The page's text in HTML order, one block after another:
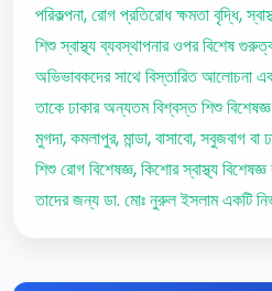
পরিকল্পনা, রোগ প্রতিরোধ ক্ষমতা বৃদ্ধি,
শিশু স্বাস্থ্য ব্যবস্থাপনার ওপর বিশেষ
অভিভাবকদের সাথে বিস্তারিত আলোচনা
তাকে ঢাকার অন্যতম বিশ্বস্ত শিশু বিশেষজ্ঞ
মুগদা, কমলাপুর, মান্ডা, বাসাবো, সবুজবাগ
শিশু রোগ বিশেষজ্ঞ, কিশোর স্বাস্থ্য
তাদের জন্য ডা. মোঃ নুরুল ইসলাম একটি